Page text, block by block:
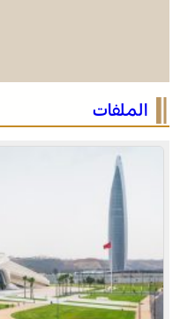
الصحراء المغربية ..
بسيادة المغرب على صحرائه
الملفات